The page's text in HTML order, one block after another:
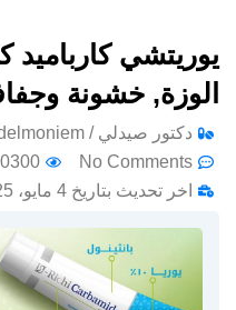
يوريتشي كارباميد
الوزة, خشونة
دكتور صيدلي / Mohamed Abdelmoniem
No Comments
10300
اخر تحديث بتاريخ 4 مايو، 2025